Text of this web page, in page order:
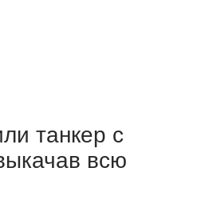
танкер с
всю